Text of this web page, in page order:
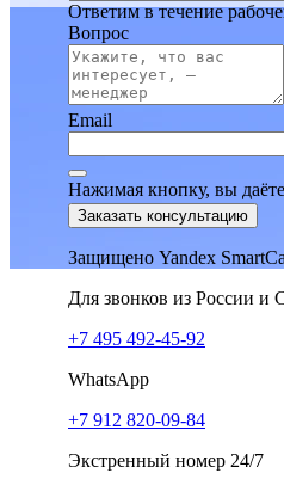
Ответим в течение
Вопрос
Email
Нажимая кнопку, вы
Заказать консультацию
Защищено Yandex
Для звонков из России и
+7 495 492-45-92
WhatsApp
+7 912 820-09-84
Экстренный номер 24/7